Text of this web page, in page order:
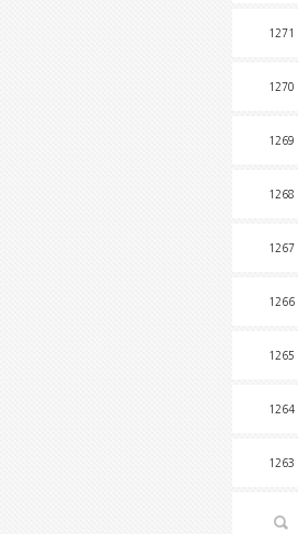
1271
1270
1269
1268
1267
1266
1265
1264
1263